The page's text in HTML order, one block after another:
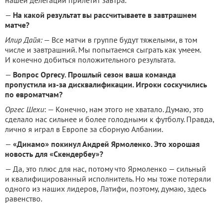
— На какой результат вы рассчитываете в завтрашнем
матче?
Илир Дайя:— Все матчи в группе будут тяжелыми, в том
числе и завтрашний. Мы попытаемся сыграть как умеем.
И конечно добиться положительного результата.
— Вопрос Оргесу. Прошлый сезон ваша команда
пропустила из-за дисквалификации. Игроки соскучились
по евроматчам?
Оргес Шехи: — Конечно, нам этого не хватало. Думаю, это
сделало нас сильнее и более голодными к футболу. Правда,
лично я играл в Европе за сборную Албании.
— «Динамо» покинул Андрей Ярмоленко. Это хорошая
новость для «Скендербеу»?
— Да, это плюс для нас, потому что Ярмоленко — сильный
и квалифицированный исполнитель. Но мы тоже потеряли
одного из наших лидеров, Латифи, поэтому, думаю, здесь
равенство.